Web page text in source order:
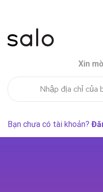
Xin
Bạn chưa có tài khoản?